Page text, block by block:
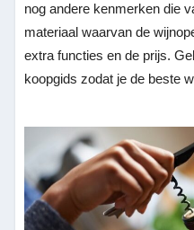
nog andere kenmerken die
materiaal waarvan de
extra functies en de prijs.
koopgids zodat je de beste